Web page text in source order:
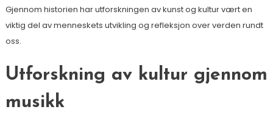
Gjennom historien har utforskningen av kunst og kultur vært en
viktig del av menneskets utvikling og refleksjon over verden rundt
oss.
Utforskning av kultur gjennom
musikk